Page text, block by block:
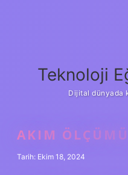
Teknoloji
Dijital dünyada
AKIM
Tarih: Ekim 18, 2024